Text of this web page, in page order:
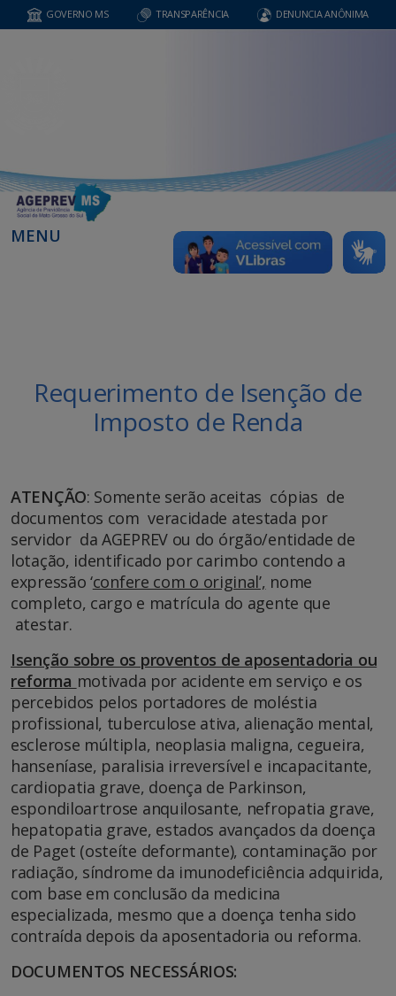
GOVERNO MS TRANSPARÊNCIA DENUNCIA ANÔNIMA
MENU
Requerimento de Isenção de
Imposto de Renda
ATENÇÃO: Somente serão aceitas cópias de
documentos com veracidade atestada por
servidor da AGEPREV ou do órgão/entidade de
lotação, identificado por carimbo contendo a
expressão ‘confere com o original’, nome
completo, cargo e matrícula do agente que
atestar.
Isenção sobre os proventos de aposentadoria ou
reforma motivada por acidente em serviço e os
percebidos pelos portadores de moléstia
profissional, tuberculose ativa, alienação mental,
esclerose múltipla, neoplasia maligna, cegueira,
hanseníase, paralisia irreversível e incapacitante,
cardiopatia grave, doença de Parkinson,
espondiloartrose anquilosante, nefropatia grave,
hepatopatia grave, estados avançados da doença
de Paget (osteíte deformante), contaminação por
radiação, síndrome da imunodeficiência adquirida,
com base em conclusão da medicina
especializada, mesmo que a doença tenha sido
contraída depois da aposentadoria ou reforma.
DOCUMENTOS NECESSÁRIOS: